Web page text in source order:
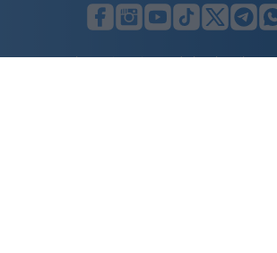
LUNIFIN S.r.l. a socio unico. Sede legale Milano,